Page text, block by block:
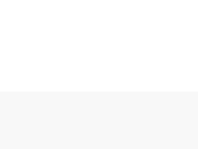
organisaties